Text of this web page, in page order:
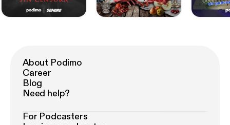
About Podimo
Career
Blog
Need help?
For Podcasters